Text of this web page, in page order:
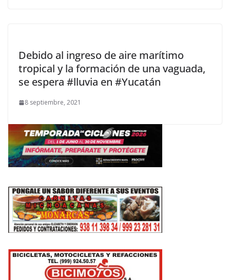
Debido al ingreso de aire marítimo
tropical y la formación de una vaguada,
se espera #lluvia en #Yucatán
8 septiembre, 2021